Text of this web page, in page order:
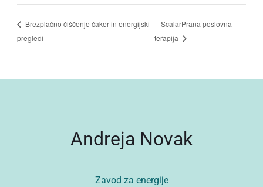
Brezplačno čiščenje čaker in energijski
pregledi
ScalarPrana poslovna
terapija
Andreja Novak
Zavod za energije